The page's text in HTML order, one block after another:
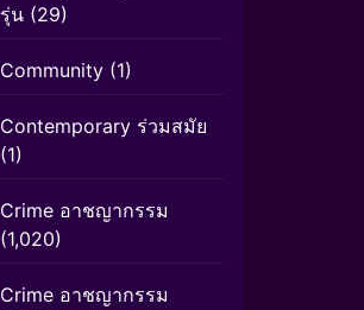
รุ่น (29)
Community (1)
Contemporary ร่วมสมัย
(1)
Crime อาชญากรรม
(1,020)
Crime อาชญากรรม